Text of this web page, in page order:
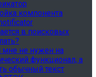
компонента
в поисковых
мне не нужен на
функционал, а
обычный текст